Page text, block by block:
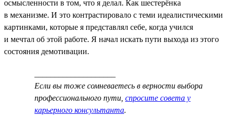
осмысленности в том, что я делал. Как шестерёнка
в механизме. И это контрастировало с теми идеалистическими
картинками, которые я представлял себе, когда учился
и мечтал об этой работе. Я начал искать пути выхода из этого
состояния демотивации.
Если вы тоже сомневаетесь в верности выбора
профессионального пути, спросите совета у
карьерного консультанта.